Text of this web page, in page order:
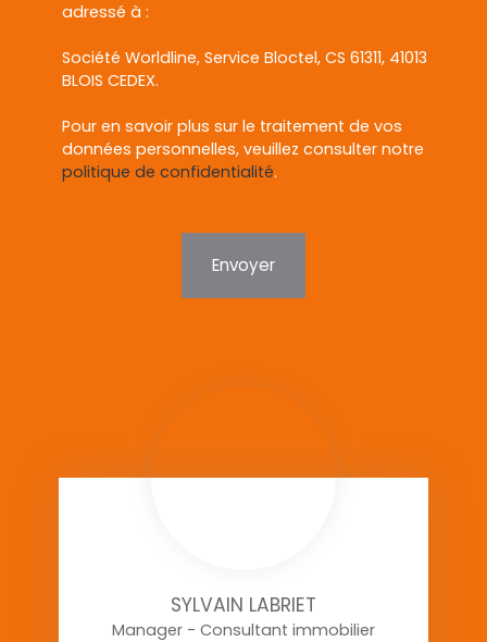
adressé à :
Société Worldline, Service Bloctel, CS 61311, 41013
BLOIS CEDEX.
Pour en savoir plus sur le traitement de vos
données personnelles, veuillez consulter notre
politique de confidentialité.
Envoyer
SYLVAIN LABRIET
Manager - Consultant immobilier